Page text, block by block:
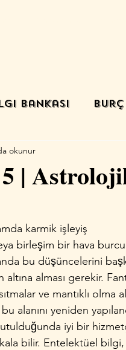
Bankası
5 |
okunur
karmik işleyiş
birleşim bir hava
bu dü­şüncelerini
alması gerekir.
ve mantıklı olma
alanını yeniden
iyi bir
bilir. Entelektüel